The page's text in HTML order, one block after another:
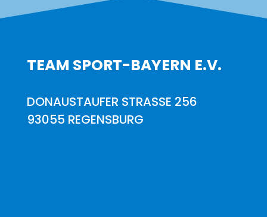
TEAM SPORT-BAYERN E.V.
DONAUSTAUFER STRASSE 256
93055 REGENSBURG